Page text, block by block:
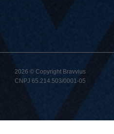
2026 © Copyright Bravvius
CNPJ 65.214.503/0001-05